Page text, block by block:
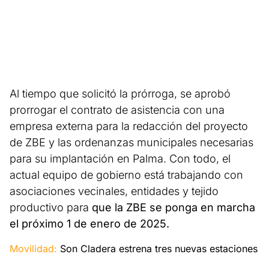
Al tiempo que solicitó la prórroga, se aprobó
prorrogar el contrato de asistencia con una
empresa externa para la redacción del proyecto
de ZBE y las ordenanzas municipales necesarias
para su implantación en Palma. Con todo, el
actual equipo de gobierno está trabajando con
asociaciones vecinales, entidades y tejido
productivo para que la ZBE se ponga en marcha
el próximo 1 de enero de 2025.
Movilidad: Son Cladera estrena tres nuevas estaciones